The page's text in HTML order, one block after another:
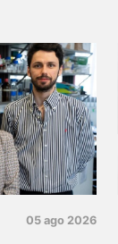
05 ago 2026